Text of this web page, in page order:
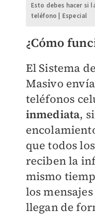
Esto debes hacer si
teléfono | Especial
¿Cómo
El Sistema
Masivo
teléfonos
inmediata,
que todos
reciben la
mismo
los
llegan de